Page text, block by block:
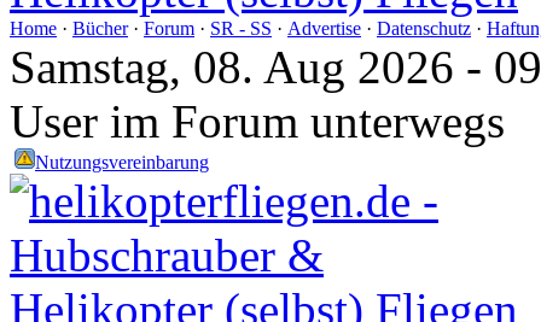
Home · Bücher· Forum · SR - SS · Advertise · Datenschutz ·
Samstag, 08. Aug 2026 -
User im Forum unterwegs
Nutzungsvereinbarung